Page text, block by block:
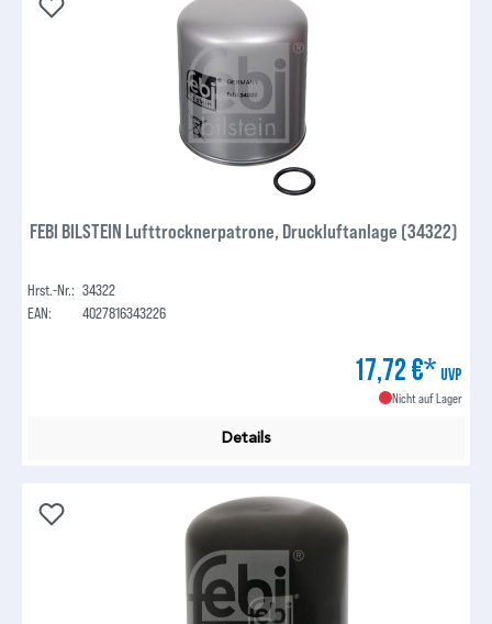
FEBI BILSTEIN Lufttrocknerpatrone, Druckluftanlage (34322)
Hrst.-Nr.: 34322
EAN:
4027816343226
17,72 €* UVP
Nicht auf Lager
Details